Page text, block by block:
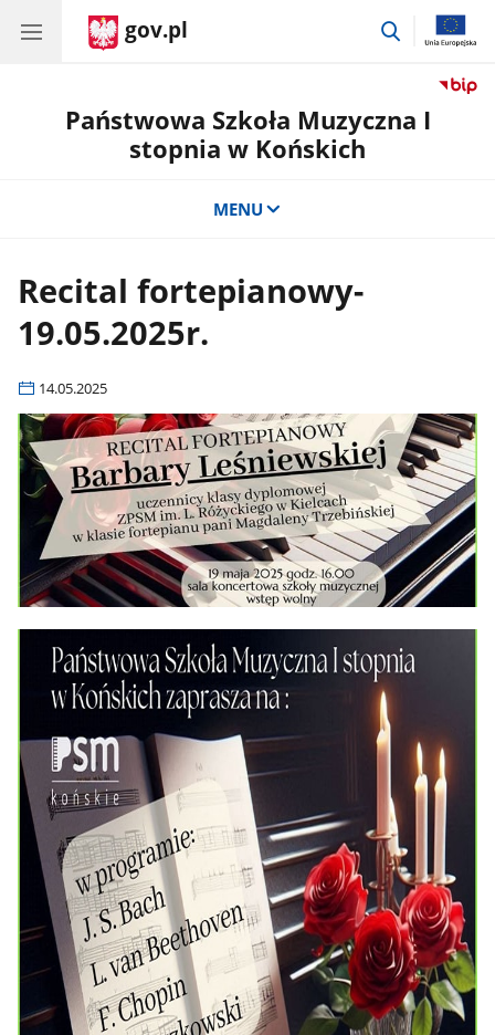
gov.pl
przejdź
Państwowa Szkoła Muzyczna I
stopnia w Końskich
MENU
Recital fortepianowy-
19.05.2025r.
14.05.2025